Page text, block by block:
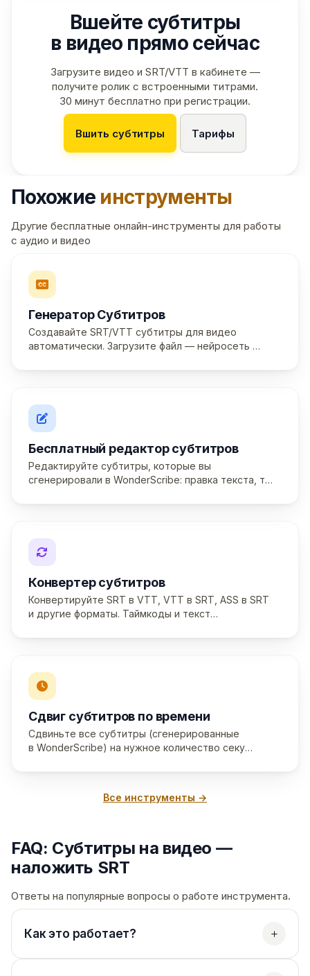
Вшейте субтитры
в видео прямо сейчас
Загрузите видео и SRT/VTT в кабинете —
получите ролик с встроенными титрами.
30 минут бесплатно при регистрации.
Вшить субтитры Тарифы
Похожие инструменты
Другие бесплатные онлайн-инструменты для работы
с аудио и видео
Генератор Субтитров
Создавайте SRT/VTT субтитры для видео
автоматически. Загрузите файл — нейросеть …
Бесплатный редактор субтитров
Редактируйте субтитры, которые вы
сгенерировали в WonderScribe: правка текста, т…
Конвертер субтитров
Конвертируйте SRT в VTT, VTT в SRT, ASS в SRT
и другие форматы. Таймкоды и текст…
Сдвиг субтитров по времени
Сдвиньте все субтитры (сгенерированные
в WonderScribe) на нужное количество секу…
Все инструменты →
FAQ: Субтитры на видео —
наложить SRT
Ответы на популярные вопросы о работе инструмента.
Как это работает?